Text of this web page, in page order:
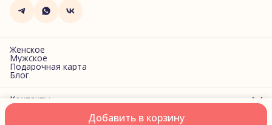
Добавить в корзину
Женское
Мужское
Подарочная карта
Блог
Контакты